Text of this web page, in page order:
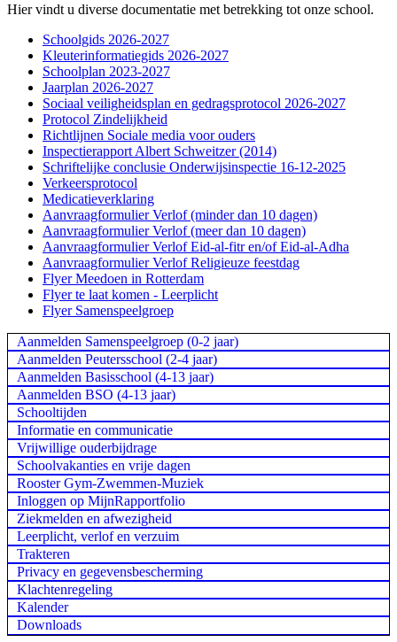
Hier vindt u diverse documentatie met betrekking tot onze school.
Schoolgids 2026-2027
Kleuterinformatiegids 2026-2027
Schoolplan 2023-2027
Jaarplan 2026-2027
Sociaal veiligheidsplan en gedragsprotocol 2026-2027
Protocol Zindelijkheid
Richtlijnen Sociale media voor ouders
Inspectierapport Albert Schweitzer (2014)
Schriftelijke conclusie Onderwijsinspectie 16-12-2025
Verkeersprotocol
Medicatieverklaring
Aanvraagformulier Verlof (minder dan 10 dagen)
Aanvraagformulier Verlof (meer dan 10 dagen)
Aanvraagformulier Verlof Eid-al-fitr en/of Eid-al-Adha
Aanvraagformulier Verlof Religieuze feestdag
Flyer Meedoen in Rotterdam
Flyer te laat komen - Leerplicht
Flyer Samenspeelgroep
Aanmelden Samenspeelgroep (0-2 jaar)
Aanmelden Peutersschool (2-4 jaar)
Aanmelden Basisschool (4-13 jaar)
Aanmelden BSO (4-13 jaar)
Schooltijden
Informatie en communicatie
Vrijwillige ouderbijdrage
Schoolvakanties en vrije dagen
Rooster Gym-Zwemmen-Muziek
Inloggen op MijnRapportfolio
Ziekmelden en afwezigheid
Leerplicht, verlof en verzuim
Trakteren
Privacy en gegevensbescherming
Klachtenregeling
Kalender
Downloads